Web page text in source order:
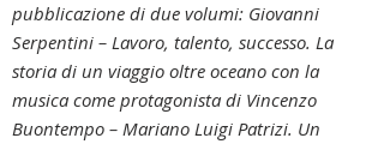
pubblicazione di due volumi: Giovanni
Serpentini – Lavoro, talento, successo. La
storia di un viaggio oltre oceano con la
musica come protagonista di Vincenzo
Buontempo – Mariano Luigi Patrizi. Un